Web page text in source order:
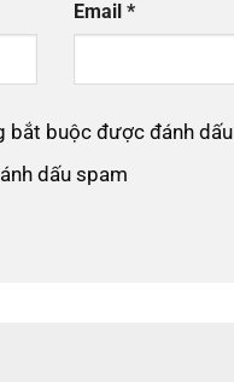
Email *
bắt buộc được đánh dấu
dấu spam